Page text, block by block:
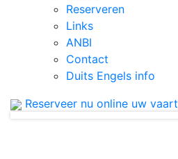
Reserveren
Links
ANBI
Contact
Duits Engels info
Reserveer nu online uw vaart